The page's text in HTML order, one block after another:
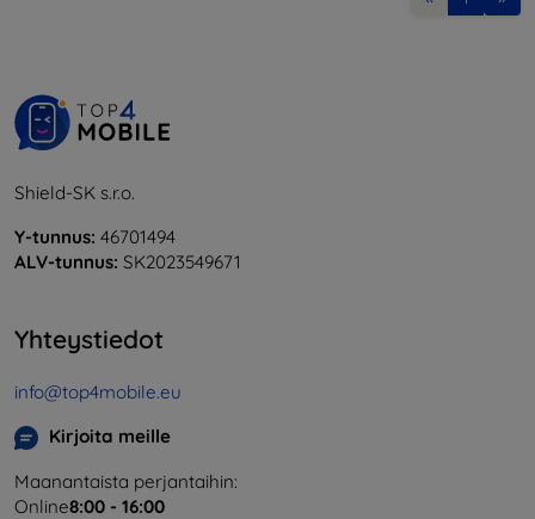
Shield-SK s.r.o.
Y-tunnus: 46701494
ALV-tunnus: SK2023549671
Yhteystiedot
info@top4mobile.eu
Kirjoita meille
Maanantaista perjantaihin:
Online8:00 - 16:00